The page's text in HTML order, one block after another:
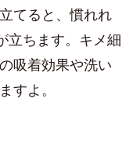
てると、慣れれ
立ちます。キメ細
吸着効果や洗い
すよ。